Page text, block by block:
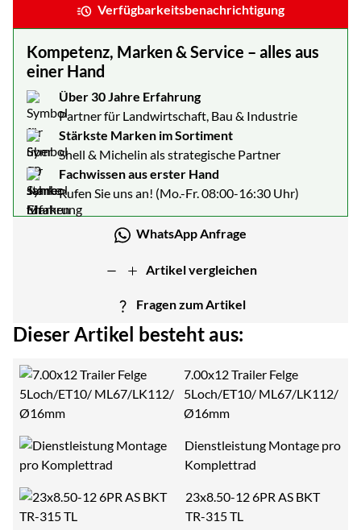
Verfügbarkeitsbenachrichtigung
Kompetenz, Marken & Service – alles aus
einer Hand
Über 30 Jahre Erfahrung
Partner für Landwirtschaft, Bau & Industrie
Stärkste Marken im Sortiment
Shell & Michelin als strategische Partner
Fachwissen aus erster Hand
Rufen Sie uns an! (Mo.-Fr. 08:00-16:30 Uhr)
WhatsApp Anfrage
Artikel vergleichen
Fragen zum Artikel
Dieser Artikel besteht aus:
7.00x12 Trailer Felge
5Loch/ET10/ ML67/LK112/
Ø16mm
Dienstleistung Montage pro
Komplettrad
23x8.50-12 6PR AS BKT
TR-315 TL